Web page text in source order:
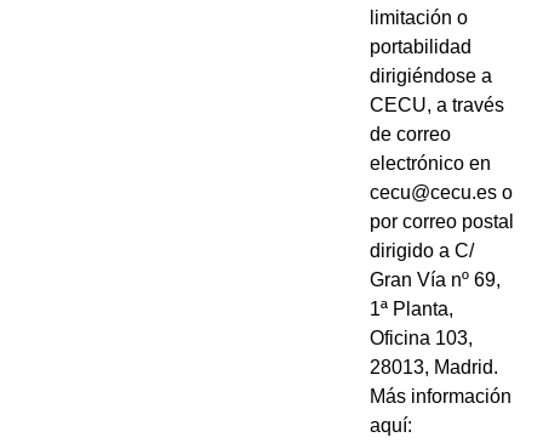
limitación o
portabilidad
dirigiéndose a
CECU, a través
de correo
electrónico en
cecu@cecu.es o
por correo postal
dirigido a C/
Gran Vía nº 69,
1ª Planta,
Oficina 103,
28013, Madrid.
Más información
aquí: